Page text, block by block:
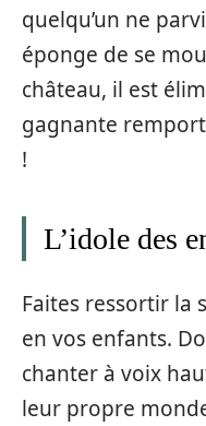
quelqu’un ne
éponge de se
château, il est
gagnante
!
L’idole des
Faites ressortir la
en vos enfants.
chanter à voix
leur propre